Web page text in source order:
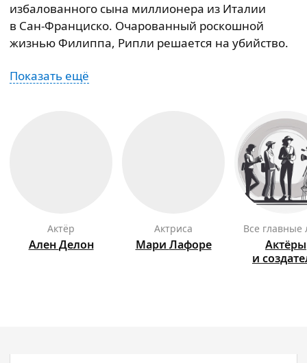
избалованного сына миллионера из Италии
в Сан-Франциско. Очарованный роскошной
жизнью Филиппа, Рипли решается на убийство.
Показать ещё
актёр
АленДелон
актриса
Мари Лафоре
Все
Актёры
и